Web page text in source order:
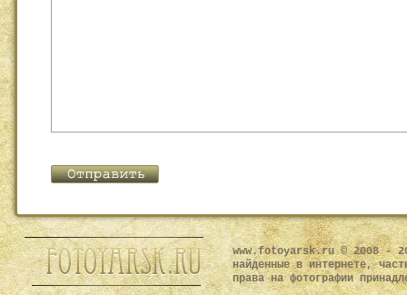
www.fotoyarsk.ru © 2008 -
найденные в интернете,
права на фотографии